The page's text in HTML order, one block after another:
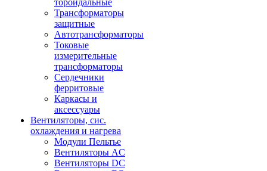
тороидальные
Трансформаторы
защитные
Автотрансформаторы
Токовые
измерительные
трансформаторы
Сердечники
ферритовые
Каркасы и
аксессуары
Вентиляторы, сис.
охлаждения и нагрева
Модули Пельтье
Вентиляторы AC
Вентиляторы DC